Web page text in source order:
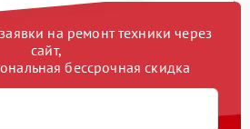
на ремонт техники через
сайт,
бессрочная скидка